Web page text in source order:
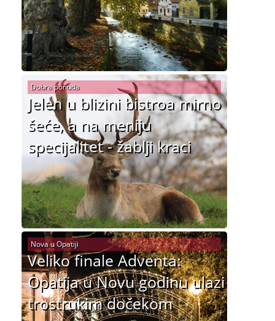
Jelen u blizini bistroa mirno
šeće, a na meniju
specijalitet - žablji kraci
Dobra ponuda
Veliko finale Adventa:
Opatija u Novu godinu ulazi
trostrukim dočekom
Nova u Opatiji